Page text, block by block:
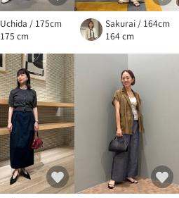
Uchida / 175cm
175 cm
Sakurai / 164cm
164 cm